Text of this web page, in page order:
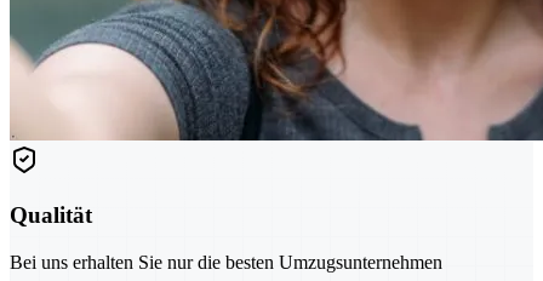
Qualität
Bei uns erhalten Sie nur die besten Umzugsunternehmen